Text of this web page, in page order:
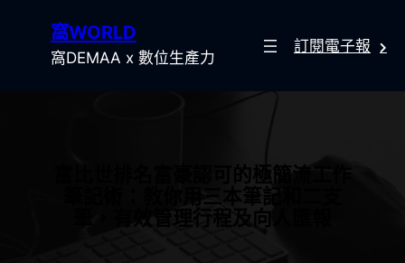
窩WORLD
窩DEMAA x 數位生產力
訂閱電子報
富比世排名富豪認可的極簡流工作
筆記術：教你用三本筆記和二支
筆，有效管理行程及向人匯報